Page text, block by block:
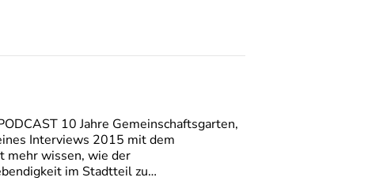
10 Jahre Gemeinschaftsgarten,
Interviews 2015 mit dem
mehr wissen, wie der
im Stadtteil zu…